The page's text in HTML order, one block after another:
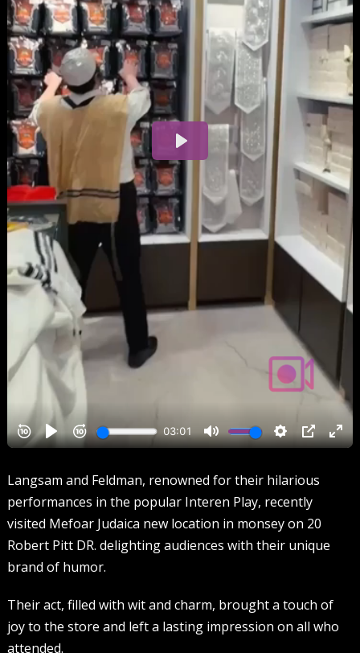
Langsam and Feldman, renowned for their hilarious
performances in the popular Interen Play, recently
visited Mefoar Judaica new location in monsey on 20
Robert Pitt DR. delighting audiences with their unique
brand of humor.
Their act, filled with wit and charm, brought a touch of
joy to the store and left a lasting impression on all who
attended.